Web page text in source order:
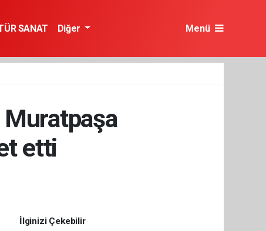
SANAT Diğer Menü
etti
İlginizi Çekebilir